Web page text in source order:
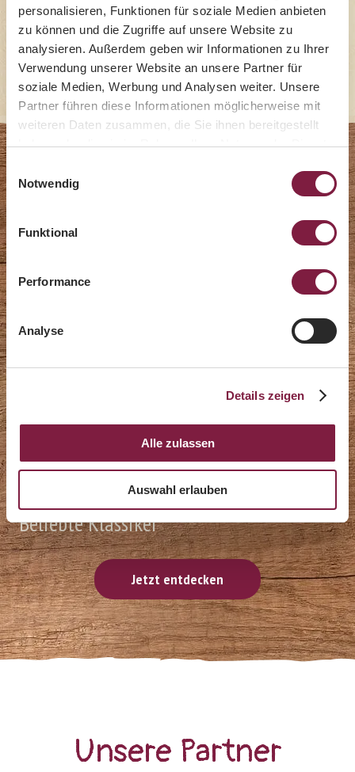
personalisieren, Funktionen für soziale Medien anbieten
zu können und die Zugriffe auf unsere Website zu
analysieren. Außerdem geben wir Informationen zu Ihrer
Verwendung unserer Website an unsere Partner für
soziale Medien, Werbung und Analysen weiter. Unsere
Partner führen diese Informationen möglicherweise mit
weiteren Daten zusammen, die Sie ihnen bereitgestellt
haben oder die sie im Rahmen Ihrer Nutzung der Dienste
Einwilligungsauswahl
Notwendig
Funktional
Performance
Analyse
Details zeigen
Alle zulassen
Auswahl erlauben
Produkte anzeigen
Herbstgenuss 2026
Beliebte Klassiker
Jetzt entdecken
Unsere Partner